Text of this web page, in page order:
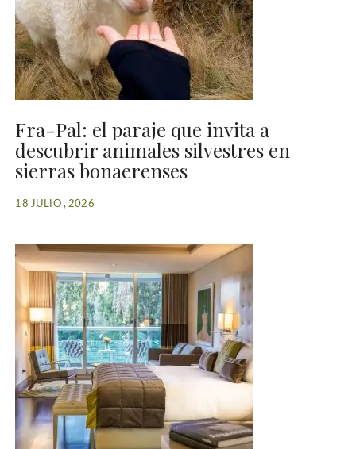
Fra-Pal: el paraje que invita a
descubrir animales silvestres en
sierras bonaerenses
18 JULIO , 2026